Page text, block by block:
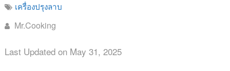
เครื่องปรุงลาบ
Mr.Cooking
Last Updated on May 31, 2025